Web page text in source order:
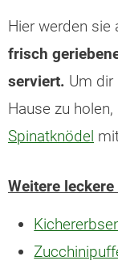
Hier werden sie
frisch
serviert. Um dir
Hause zu
Spinatknödel
Weitere